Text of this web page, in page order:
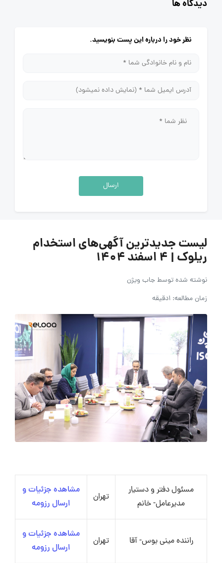
دیدگاه ها
نظر خود را درباره این پست بنویسید.
ارسال
لیست جدیدترین آگهی‌های استخدام
ریلوک | ۴ اسفند ۱۴۰۴
نوشته شده توسطجاب ویژن
زمان مطالعه: 1دقیقه
مسئول دفتر و دستیار
مدیرعامل- خانم
تهران
مشاهده جزئیات و
ارسال رزومه
راننده مینی بوس- آقا تهران
مشاهده جزئیات و
ارسال رزومه